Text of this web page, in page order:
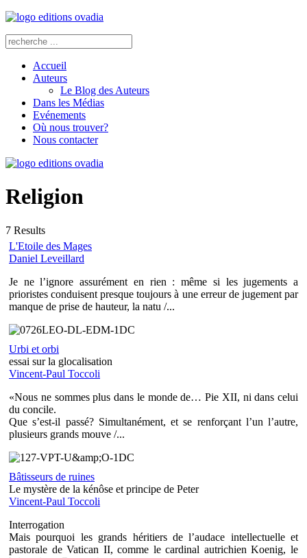
Accueil
Auteurs
Le Blog des Auteurs
Dans les Médias
Evénements
Où nous trouver?
Nous contacter
Religion
7 Results
L'Etoile des Mages
Daniel Leveillard
Je ne l’ignore assurément en rien : même si les jugements a
prioristes conduisent presque toujours à une erreur de jugement par
manque de prise de hauteur, la natu /...
Urbi et orbi
essai sur la glocalisation
Vincent-Paul Toccoli
«Nous ne sommes plus dans le monde de… Pie XII, ni dans celui
du concile.
Que s’est-il passé? Simultanément, et se renforçant l’un l’autre,
plusieurs grands mouve /...
Bâtisseurs de ruines
Le mystère de la kénôse et principe de Peter
Vincent-Paul Toccoli
Interrogation
Mais pourquoi les grands héritiers de l’audace intellectuelle et
pastorale de Vatican II, comme le cardinal autrichien Koenig, le